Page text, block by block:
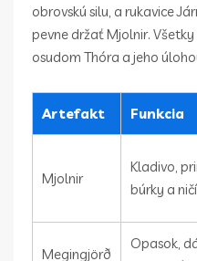
obrovskú silu, a rukavice
pevne držať Mjolnir.
osudom Thóra a jeho
Artefakt Funkcia
Mjolnir
Kladivo,
búrky a
Megingjörð
Opasok,